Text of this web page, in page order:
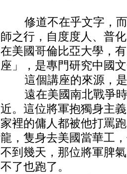
修道不在乎文字，而
師之行，自度度人、普
在美國哥倫比亞大學，
座」，是專門研究中國
這個講座的來源，是
遠在美國南北戰爭時
近。這位將軍抱獨身主
家裡的傭人都被他打罵
龍，隻身去美國當華工
不到幾天，那位將軍脾
不了也跑了。